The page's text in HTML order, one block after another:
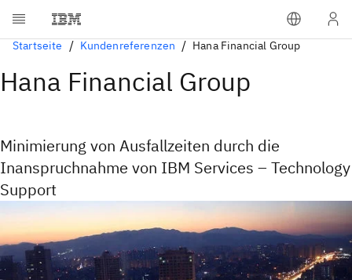
Startseite Kundenreferenzen Hana Financial Group
Hana Financial Group
Minimierung von Ausfallzeiten durch die
Inanspruchnahme von IBM Services – Technology
Support